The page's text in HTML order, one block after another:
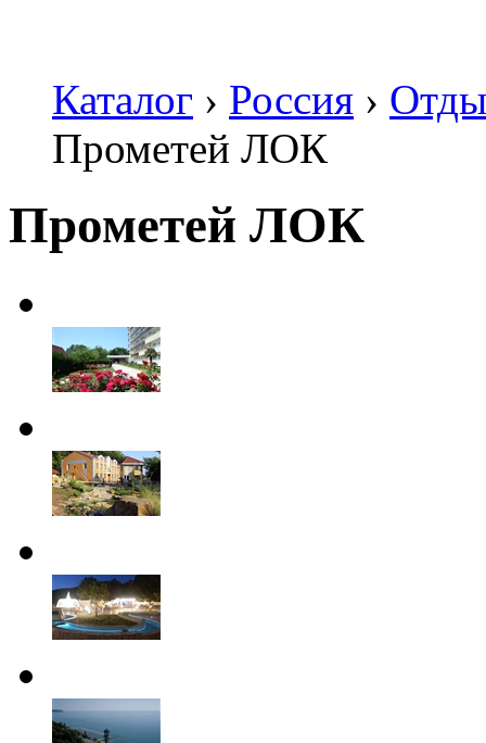
Каталог › Россия ›
Прометей ЛОК
Прометей ЛОК